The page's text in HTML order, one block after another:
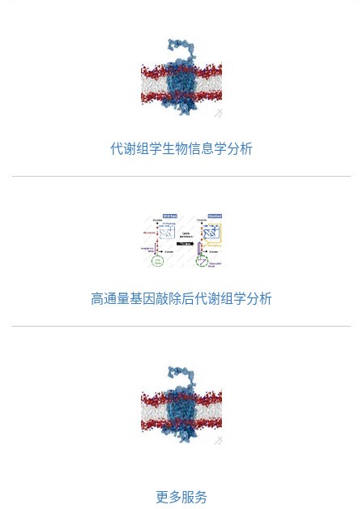
代谢组学生物信息学分析
高通量基因敲除后代谢组学分析
更多服务